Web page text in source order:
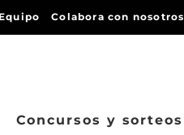
Colabora con nosotros
Concursos y sorteos